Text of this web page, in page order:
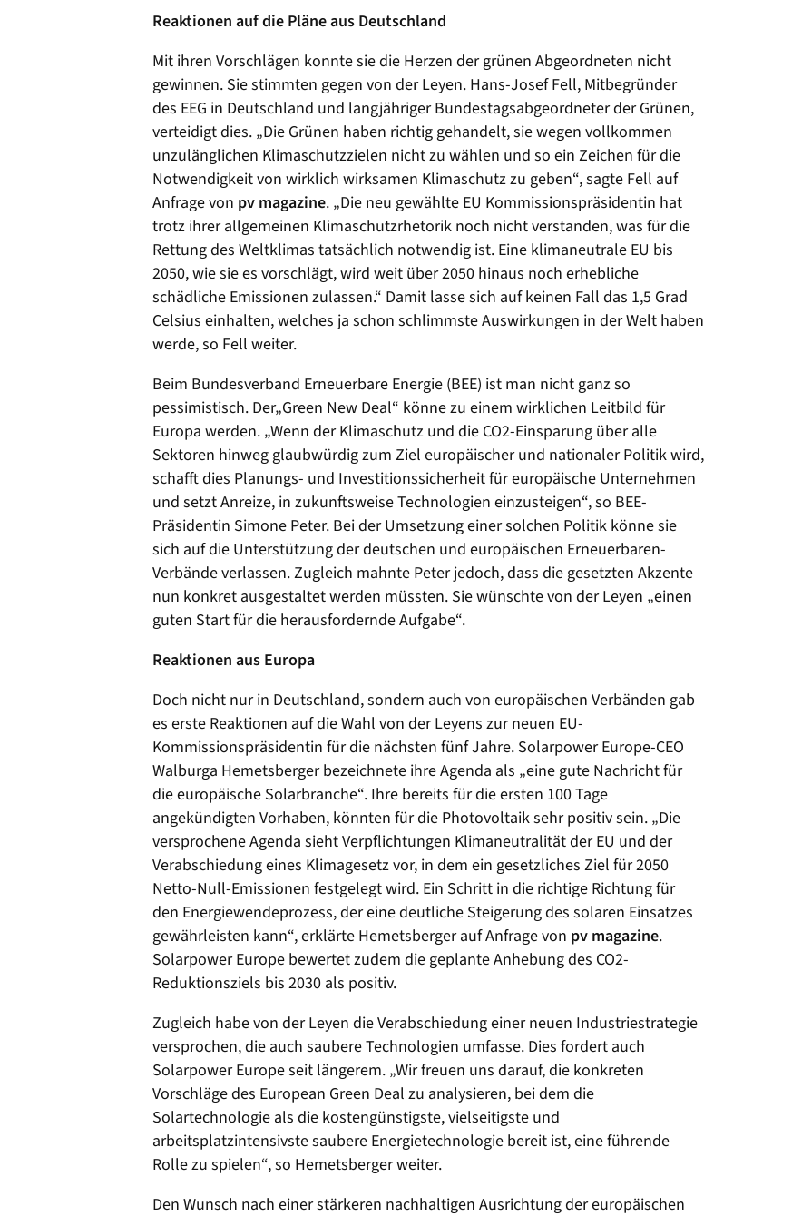
Reaktionen auf die Pläne aus Deutschland
Mit ihren Vorschlägen konnte sie die Herzen der grünen Abgeordneten nicht
gewinnen. Sie stimmten gegen von der Leyen. Hans-Josef Fell, Mitbegründer
des EEG in Deutschland und langjähriger Bundestagsabgeordneter der Grünen,
verteidigt dies. „Die Grünen haben richtig gehandelt, sie wegen vollkommen
unzulänglichen Klimaschutzzielen nicht zu wählen und so ein Zeichen für die
Notwendigkeit von wirklich wirksamen Klimaschutz zu geben“, sagte Fell auf
Anfrage von pv magazine. „Die neu gewählte EU Kommissionspräsidentin hat
trotz ihrer allgemeinen Klimaschutzrhetorik noch nicht verstanden, was für die
Rettung des Weltklimas tatsächlich notwendig ist. Eine klimaneutrale EU bis
2050, wie sie es vorschlägt, wird weit über 2050 hinaus noch erhebliche
schädliche Emissionen zulassen.“ Damit lasse sich auf keinen Fall das 1,5 Grad
Celsius einhalten, welches ja schon schlimmste Auswirkungen in der Welt haben
werde, so Fell weiter.
Beim Bundesverband Erneuerbare Energie (BEE) ist man nicht ganz so
pessimistisch. Der„Green New Deal“ könne zu einem wirklichen Leitbild für
Europa werden. „Wenn der Klimaschutz und die CO2-Einsparung über alle
Sektoren hinweg glaubwürdig zum Ziel europäischer und nationaler Politik wird,
schafft dies Planungs- und Investitionssicherheit für europäische Unternehmen
und setzt Anreize, in zukunftsweise Technologien einzusteigen“, so BEE-
Präsidentin Simone Peter. Bei der Umsetzung einer solchen Politik könne sie
sich auf die Unterstützung der deutschen und europäischen Erneuerbaren-
Verbände verlassen. Zugleich mahnte Peter jedoch, dass die gesetzten Akzente
nun konkret ausgestaltet werden müssten. Sie wünschte von der Leyen „einen
guten Start für die herausfordernde Aufgabe“.
Reaktionen aus Europa
Doch nicht nur in Deutschland, sondern auch von europäischen Verbänden gab
es erste Reaktionen auf die Wahl von der Leyens zur neuen EU-
Kommissionspräsidentin für die nächsten fünf Jahre. Solarpower Europe-CEO
Walburga Hemetsberger bezeichnete ihre Agenda als „eine gute Nachricht für
die europäische Solarbranche“. Ihre bereits für die ersten 100 Tage
angekündigten Vorhaben, könnten für die Photovoltaik sehr positiv sein. „Die
versprochene Agenda sieht Verpflichtungen Klimaneutralität der EU und der
Verabschiedung eines Klimagesetz vor, in dem ein gesetzliches Ziel für 2050
Netto-Null-Emissionen festgelegt wird. Ein Schritt in die richtige Richtung für
den Energiewendeprozess, der eine deutliche Steigerung des solaren Einsatzes
gewährleisten kann“, erklärte Hemetsberger auf Anfrage von pv magazine.
Solarpower Europe bewertet zudem die geplante Anhebung des CO2-
Reduktionsziels bis 2030 als positiv.
Zugleich habe von der Leyen die Verabschiedung einer neuen Industriestrategie
versprochen, die auch saubere Technologien umfasse. Dies fordert auch
Solarpower Europe seit längerem. „Wir freuen uns darauf, die konkreten
Vorschläge des European Green Deal zu analysieren, bei dem die
Solartechnologie als die kostengünstigste, vielseitigste und
arbeitsplatzintensivste saubere Energietechnologie bereit ist, eine führende
Rolle zu spielen“, so Hemetsberger weiter.
Den Wunsch nach einer stärkeren nachhaltigen Ausrichtung der europäischen